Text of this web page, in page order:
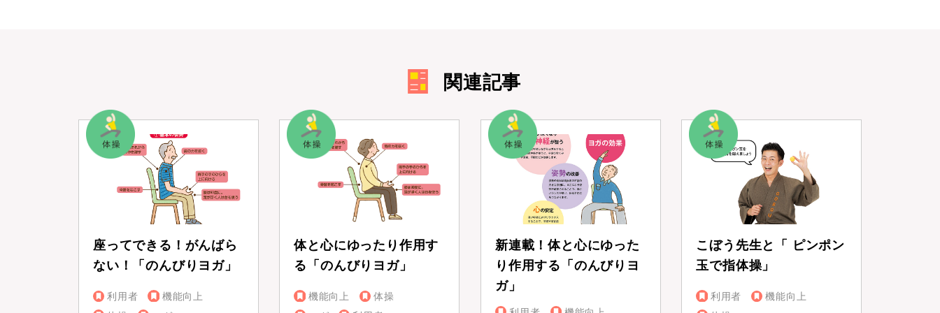
関連記事
座ってできる！がんばら
ない！「のんびりヨガ」
利用者
機能向上
体と心にゆったり作用す
る「のんびりヨガ」
機能向上
体操
新連載！体と心にゆった
り作用する「のんびりヨ
ガ」
こぼう先生と「 ピンポン
玉で指体操」
利用者
機能向上